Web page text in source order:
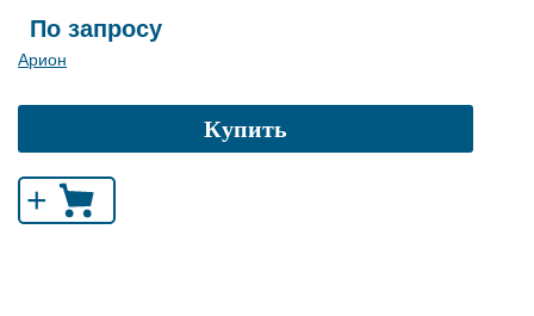
По запросу
Арион
Купить
+